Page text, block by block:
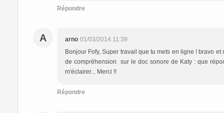
Répondre
A arno 01/03/2014 11:39
Bonjour Fofy, Super travail que tu mets en ligne ! bravo
de compréhension sur le doc sonore de Katy : que
m'éclairer... Merci !!
Répondre